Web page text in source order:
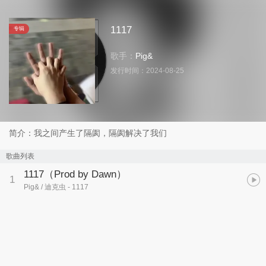
专辑 1117
歌手： Pig&
发行时间： 2024-08-25
简介：我之间产生了隔阂，隔阂解决了我们
歌曲列表
1 1117（Prod by Dawn）
Pig& / 迪克虫 - 1117